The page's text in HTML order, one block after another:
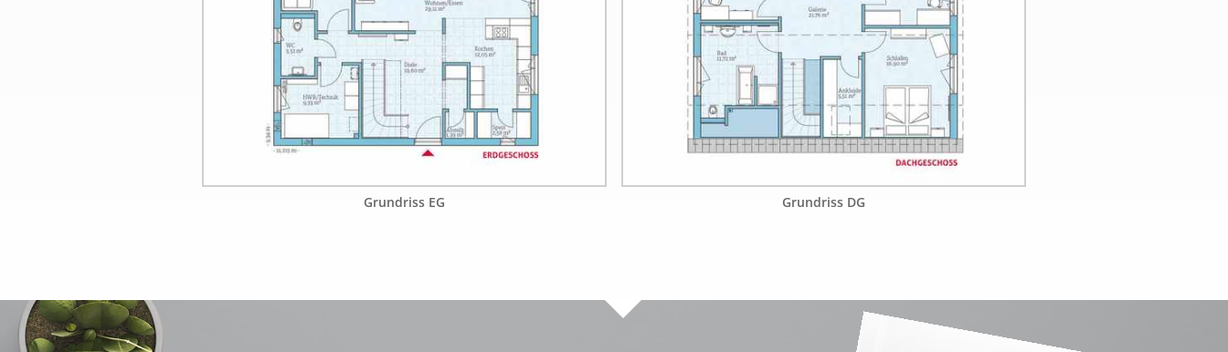
Grundriss EG Grundriss DG